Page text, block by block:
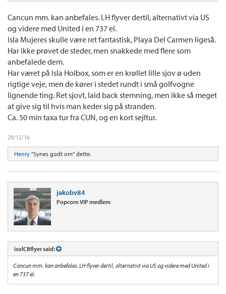
Cancun mm. kan anbefales. LH flyver dertil, alternativt via US
og videre med United i en 737 el.
Isla Mujeres skulle være ret fantastisk, Playa Del Carmen ligeså.
Har ikke prøvet de steder, men snakkede med flere som
anbefalede dem.
Har været på Isla Holbox, som er en krøllet lille sjov ø uden
rigtige veje, men de kører i stedet rundt i små golfvogne
lignende ting. Ret sjovt, laid back stemning, men ikke så meget
at give sig til hvis man keder sig på stranden.
Ca. 50 min taxa tur fra CUN, og en kort sejltur.
29/12/16
Henry "Synes godt om" dette.
jakobv84
Popcorn VIP medlem
isolCBflyer said:
Cancun mm. kan anbefales. LH flyver dertil, alternativt via US og videre med United i
en 737 el.